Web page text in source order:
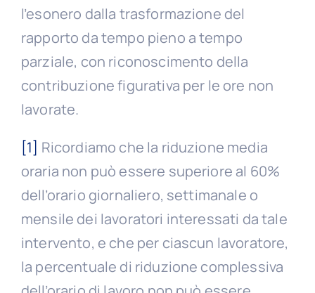
l’esonero dalla trasformazione del
rapporto da tempo pieno a tempo
parziale, con riconoscimento della
contribuzione figurativa per le ore non
lavorate.
[1] Ricordiamo che la riduzione media
oraria non può essere superiore al 60%
dell’orario giornaliero, settimanale o
mensile dei lavoratori interessati da tale
intervento, e che per ciascun lavoratore,
la percentuale di riduzione complessiva